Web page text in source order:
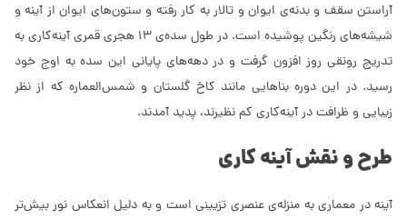
آراستن سقف و بدنه‌ی ایوان و تالار به كار رفته و ستون‌های ایوان از آینه و
شیشه‌های رنگین پوشیده است. در طول سده‌ی 13 هجری قمری آینه‌كاری به
تدریج رونقی روز افزون گرفت و در دهه‌های پایانى‌ این سده به اوج خود
رسید. در این دوره بناهایی مانند كاخ گلستان و شمس‌العماره كه از نظر
زیبایى‌ و ظرافت در آینه‌كاری كم نظیرند، پدید آمدند.
طرح و نقش آینه كاری
آینه در معماری به منزله‌ی عنصری تزیینی است و به دلیل انعكاس نور بیش‌تر